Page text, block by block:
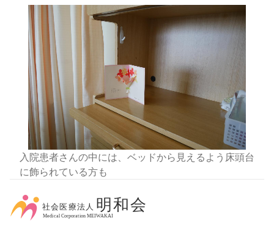
入院患者さんの中には、ベッドから見えるよう床頭台
に飾られている方も